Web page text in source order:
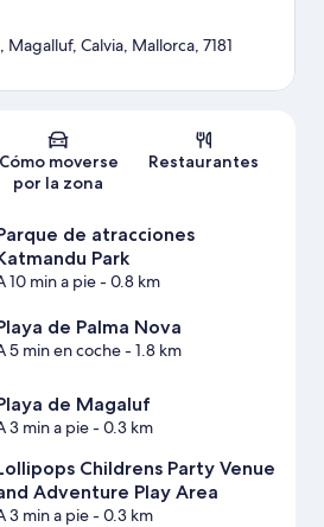
Mapa
Magalluf, Calvia, Mallorca, 7181
Cómo moverse
por la zona
Restaurantes
de atracciones
Park
10 min a pie- 0.8 km
de Palma Nova
5 min en coche- 1.8 km
de Magaluf
3 min a pie- 0.3 km
Childrens Party Venue
Adventure Play Area
3 min a pie- 0.3 km